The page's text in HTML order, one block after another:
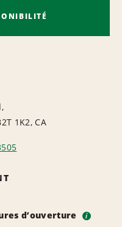
1K2, CA
d’ouverture i